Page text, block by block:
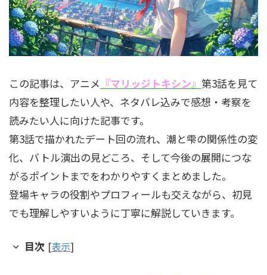
この記事は、アニメ『マリッジトキシン』第3話を見て
内容を整理したい人や、ネタバレ込みで感想・考察を
読みたい人に向けた記事です。
第3話で描かれたデート回の流れ、潮と雫の関係性の変
化、バトル演出の見どころ、そして今後の展開につな
がるポイントまでをわかりやすくまとめました。
登場キャラの役割やプロフィールも交えながら、初見
でも理解しやすいように丁寧に解説していきます。
目次 [表示]